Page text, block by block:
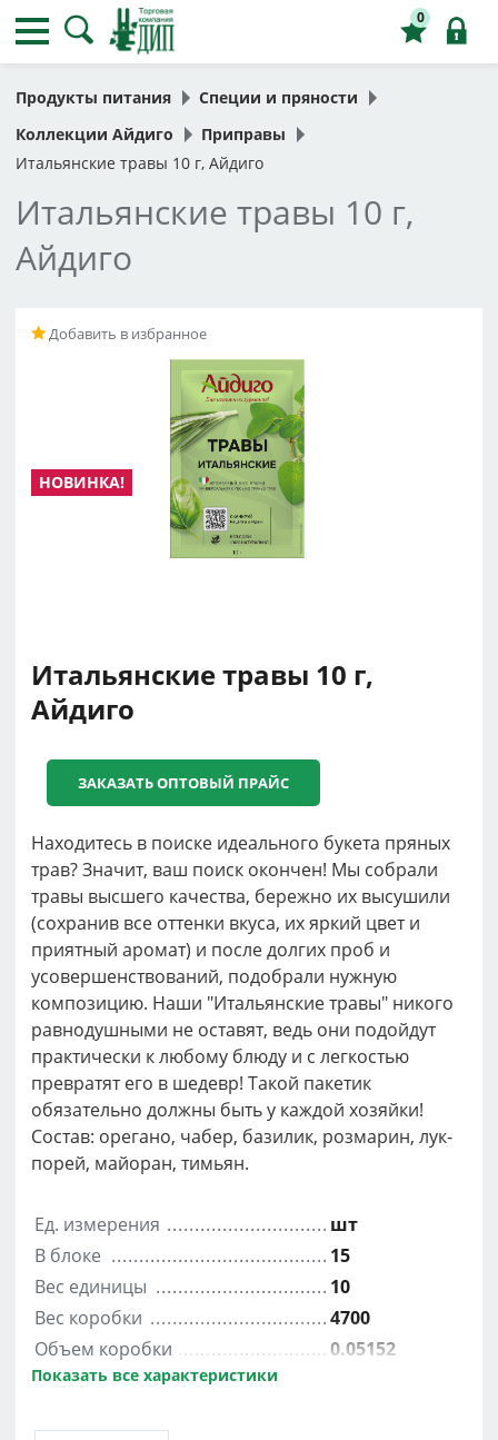
0
Продукты питания
Специи и пряности
Коллекции Айдиго
Приправы
Итальянские травы 10 г, Айдиго
Итальянские травы 10 г,
Айдиго
Добавить в избранное
Итальянские травы 10 г,
Айдиго
ЗАКАЗАТЬ ОПТОВЫЙ ПРАЙС
Находитесь в поиске идеального букета пряных
трав? Значит, ваш поиск окончен! Мы собрали
травы высшего качества, бережно их высушили
(сохранив все оттенки вкуса, их яркий цвет и
приятный аромат) и после долгих проб и
усовершенствований, подобрали нужную
композицию. Наши "Итальянские травы" никого
равнодушными не оставят, ведь они подойдут
практически к любому блюду и с легкостью
превратят его в шедевр! Такой пакетик
обязательно должны быть у каждой хозяйки!
Состав: орегано, чабер, базилик, розмарин, лук-
порей, майоран, тимьян.
Ед. измерения
шт
В блоке
15
Вес единицы
10
Вес коробки
4700
Объем коробки
0.05152
Вес блока
Показать все характеристики